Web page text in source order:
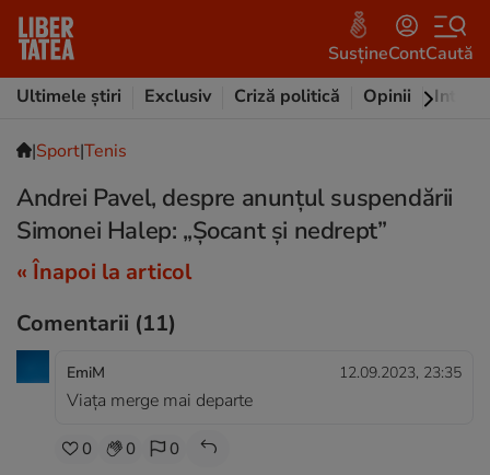
SusțineContCaută
Ultimele știri
Exclusiv Criză politică Opinii
|Sport|Tenis
Andrei Pavel, despre anunțul suspendării
Simonei Halep: „Șocant și nedrept”
« Înapoi la articol
Comentarii (11)
EmiM 12.09.2023, 23:35
Viața merge mai departe
0 0 0